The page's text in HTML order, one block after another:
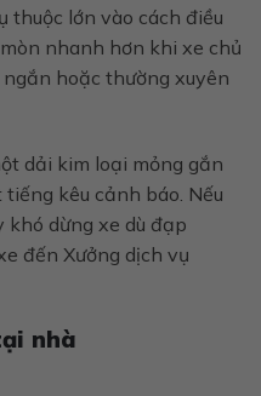
thuộc lớn vào cách điều
nhanh hơn khi xe chủ
hoặc thường xuyên
dải kim loại mỏng gắn
kêu cảnh báo. Nếu
dừng xe dù đạp
đến Xưởng dịch vụ
nhà